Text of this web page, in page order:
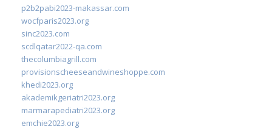
p2b2pabi2023-makassar.com
wocfparis2023.org
sinc2023.com
scdlqatar2022-qa.com
thecolumbiagrill.com
provisionscheeseandwineshoppe.com
khedi2023.org
akademikgeriatri2023.org
marmarapediatri2023.org
emchie2023.org